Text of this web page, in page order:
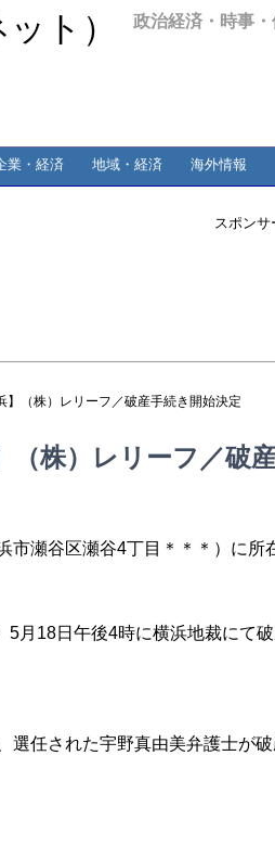
政治経済・時事
業・経済 地域・経済 海外情報
スポンサ
】（株）レリーフ／破産手続き開始決定
（株）レリーフ／破
市瀬谷区瀬谷4丁目＊＊＊）に所
5月18日午後4時に横浜地裁にて
選任された宇野真由美弁護士が